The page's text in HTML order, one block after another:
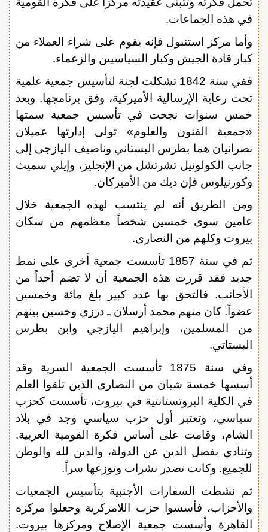
في هذه الجماعات.
وأما مركز استنبول فإنه يقوم على شراء العملاء من
كبار قادة الجيش وكبار السياسيين والزعماء.
ففي سنة 1842 تشكلت لجنة لتأسيس جمعية علمية
تحت رعاية الإرسالية الأميركية، وفق برنامجها. وبعد
خمس سنوات نجحت في تأسيس جمعية سمتها
«جمعية الفنون والعلوم» تولى إدارتها عميلان
نصرانيان هما بطرس البستاني وناصيف اليازجي إلى
جانب الكولونيل تشرتشل من الإنجليز، وإيلي سميث
وكورنيلوس فإن ديك من الأميركان.
ومن الطريق أنه لم ينتسب لهذه الجمعية خلال
عامين سوى خمسين شخصاً معظمهم من سكان
بيروت وكلهم من النصارى.
ثم في سنة 1857 تأسست جمعية أخرى على نمط
جديد فقد قررت هذه الجمعية أن لا تضم أحداً من
الأجانب. فالتحق بها عدد كبير بلغ مائة وخمسين
عضواً. كان منهم محمد أرسلان ـ درزي وحسين بينهم
من المسلمين، وإبراهيم اليازجي وابن بطرس
البستاتي.
وفي سنة 1875 تأسست الجمعية السرية وقد
أسسها خمسة شبان من النصارى الذين تلقوا العلم
في الكلية البروتستانتية في بيروت، تأسست كحزب
سياسي، وتعتبر أول حزب سياسي وجد في بلاد
الشام، وقامت على أساس فكرة القومية العربية.
وتنادي بفصل الدين عن الدولة، والدين لله والوطن
للجميع. وكانت تصدر نشرات وتوزعها سراً.
ثم نشطت السفارات الأجنبية بتأسيس الجمعيات
والأحزاب، فأسسوا حزب اللامركزية وجعلوا مركزه
القاهرة وأسست جمعية الإصلاح ومركزها بيروت.